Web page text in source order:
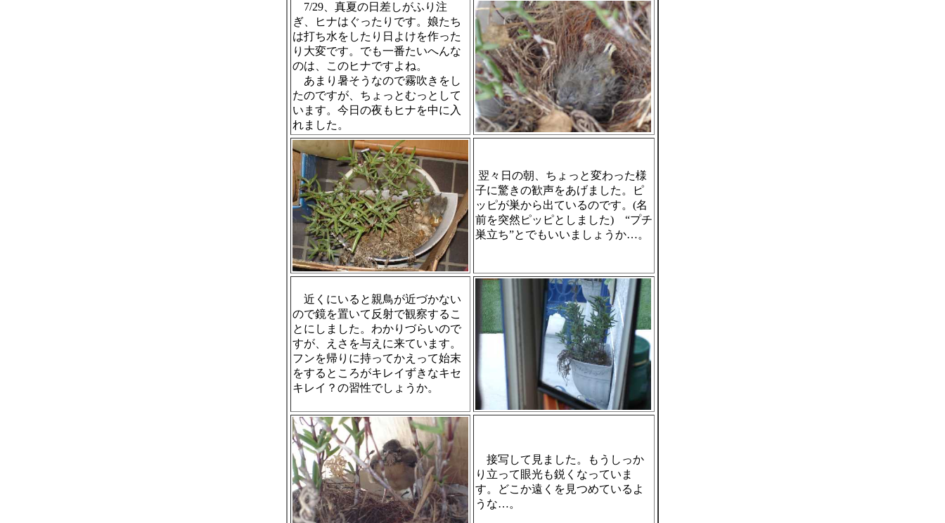
7/29、真夏の日差しがふり注
ぎ、ヒナはぐったりです。娘たち
は打ち水をしたり日よけを作った
り大変です。でも一番たいへんな
のは、このヒナですよね。
あまり暑そうなので霧吹きをし
たのですが、ちょっとむっとして
います。今日の夜もヒナを中に入
れました。
翌々日の朝、ちょっと変わった様
子に驚きの歓声をあげました。ピ
ッピが巣から出ているのです。(名
前を突然ピッピとしました) “プチ
巣立ち”とでもいいましょうか…。
近くにいると親鳥が近づかない
ので鏡を置いて反射で観察するこ
とにしました。わかりづらいので
すが、えさを与えに来ています。
フンを帰りに持ってかえって始末
をするところがキレイずきなキセ
キレイ？の習性でしょうか。
接写して見ました。もうしっか
り立って眼光も鋭くなっていま
す。どこか遠くを見つめているよ
うな…。